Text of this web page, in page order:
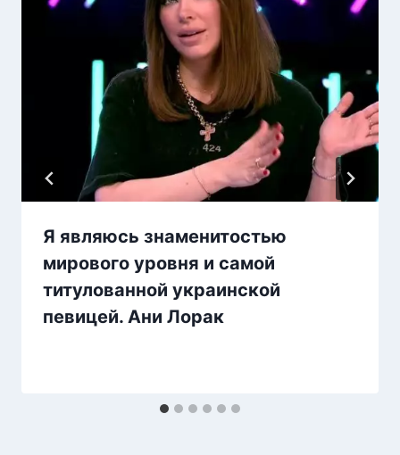
Я являюсь знаменитостью
мирового уровня и самой
титулованной украинской
певицей. Ани Лорак